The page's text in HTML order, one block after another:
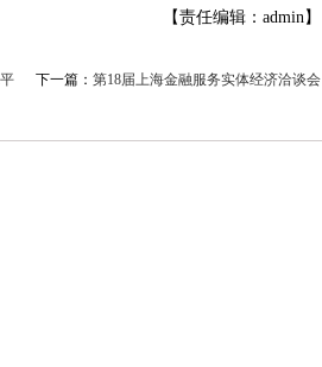
【责任编辑：admin】
下一篇： 第18届上海金融服务实体经济洽谈会